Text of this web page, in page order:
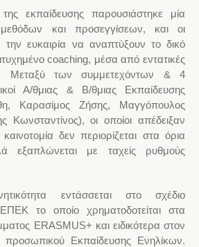
εκπαίδευσης παρουσιάστηκε μία
μεθόδων και προσεγγίσεων, και οι
την ευκαιρία να αναπτύξουν το δικό
coaching, μέσα από εντατικές
Μεταξύ των συμμετεχόντων & 4
Α/θμιας & Β/θμιας Εκπαίδευσης
Καρασίμος Ζήσης, Μαγγόπουλος
Κωνσταντίνος), οι οποίοι απέδειξαν
δεν περιορίζεται στα όρια
εξαπλώνεται με ταχείς ρυθμούς
εντάσσεται στο σχέδιο
το οποίο χρηματοδοτείται στα
ERASMUS+ και ειδικότερα στον
Εκπαίδευσης Ενηλίκων.